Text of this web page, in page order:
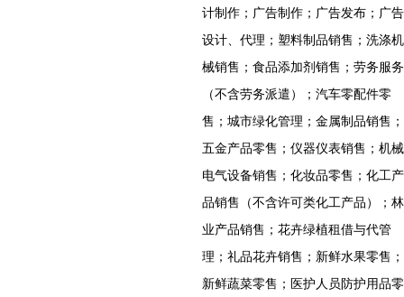
计制作；广告制作；广告发布；广告
设计、代理；塑料制品销售；洗涤机
械销售；食品添加剂销售；劳务服务
（不含劳务派遣）；汽车零配件零
售；城市绿化管理；金属制品销售；
五金产品零售；仪器仪表销售；机械
电气设备销售；化妆品零售；化工产
品销售（不含许可类化工产品）；林
业产品销售；花卉绿植租借与代管
理；礼品花卉销售；新鲜水果零售；
新鲜蔬菜零售；医护人员防护用品零